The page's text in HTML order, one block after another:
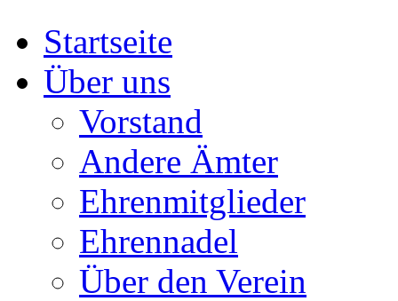
Startseite
Über uns
Vorstand
Andere Ämter
Ehrenmitglieder
Ehrennadel
Über den Verein